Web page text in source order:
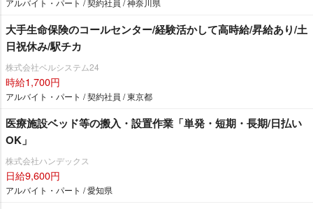
アルバイト・パート / 契約社員 / 神奈川県
大手生命保険のコールセンター/経験活かして高時給/昇給あり/土
日祝休み/駅チカ
株式会社ベルシステム24
時給1,700円
アルバイト・パート / 契約社員 / 東京都
医療施設ベッド等の搬入・設置作業「単発・短期・長期/日払い
OK」
株式会社ハンデックス
日給9,600円
アルバイト・パート / 愛知県